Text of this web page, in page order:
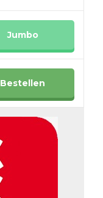
Jumbo
Bestellen